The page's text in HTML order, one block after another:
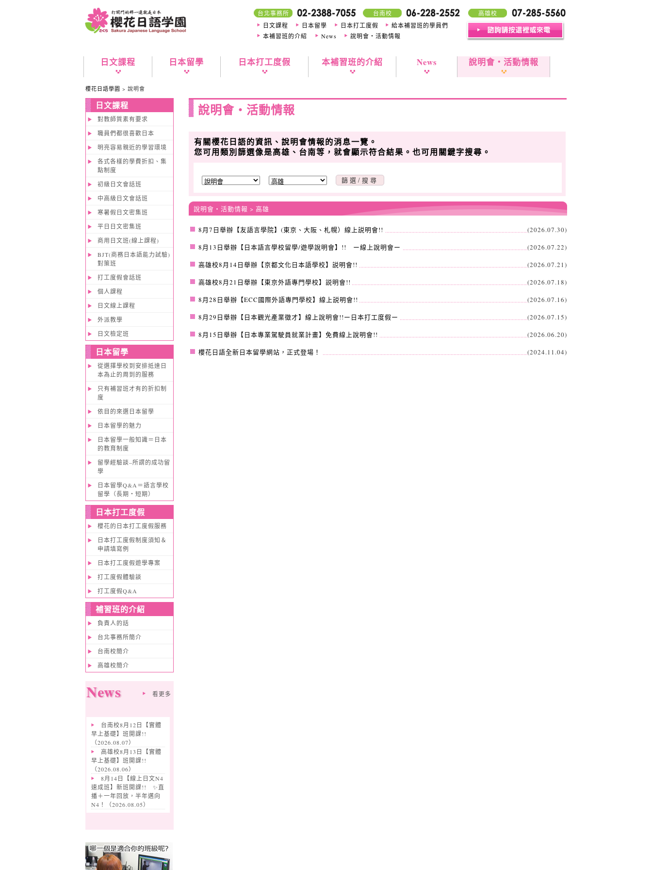
高雄校
台南校
台北事務所
日文課程
日本留學 日本打工度假
給本補習班的學員們
本補習班的介紹
News 說明會・活動情報
日文課程 日本留學 日本打工度假 本補習班的介紹 News 說明會・活動情報
櫻花日語學園 > 說明會
說明會・活動情報
有關櫻花日語的資訊、說明會情報的消息一覽。
您可用類別篩選像是高雄、台南等，就會顯示符合結果。也可用關鍵字搜尋。
說明會・活動情報 > 高雄
(2026.07.30)
8月7日舉辦【友語言學院】(東京、大阪、札幌）線上説明會!!
(2026.07.22)
8月13日舉辦【日本語言學校留學/遊學說明會】!! ー線上說明會ー
(2026.07.21)
高雄校8月14日舉辦【京都文化日本語學校】説明會!!
(2026.07.18)
高雄校8月21日舉辦【東京外語專門學校】説明會!!
(2026.07.16)
8月28日舉辦【ECC國際外語專門學校】線上説明會!!
(2026.07.15)
8月29日舉辦【日本觀光產業徵才】線上說明會!!ー日本打工度假ー
(2026.06.20)
8月15日舉辦【日本專業駕駛員就業計畫】免費線上說明會!!
(2024.11.04)
櫻花日語全新日本留學網站，正式登場！
日文課程
對教師質素有要求
職員們都很喜歡日本
明亮容易親近的學習環境
各式各樣的學費折扣、集
點制度
初級日文會話班
中高級日文會話班
寒暑假日文密集班
平日日文密集班
商用日文班(線上課程)
BJT(商務日本語能力試驗)
對策班
打工度假會話班
個人課程
日文線上課程
外派教學
日文檢定班
日本留學
從選擇學校到安排抵達日
本為止的周到的服務
只有補習班才有的折扣制
度
依目的來選日本留學
日本留學的魅力
日本留學一般知識＝日本
的教育制度
留學經驗談–所謂的成功留
學
日本留學Q&A＝語言學校
留學（長期・短期）
日本打工度假
櫻花的日本打工度假服務
日本打工度假制度須知＆
申請填寫例
日本打工度假遊學專案
打工度假體驗談
打工度假Q&A
補習班的介紹
負責人的話
台北事務所簡介
台南校簡介
高雄校簡介
News 看更多
台南校8月12日【實體
早上基礎】班開課!!
（2026.08.07）
高雄校8月13日【實體
早上基礎】班開課!!
（2026.08.06）
8月14日【線上日文N4
速成班】新班開課!! ✨️直
播＋一年回放，半年邁向
N4！（2026.08.05）